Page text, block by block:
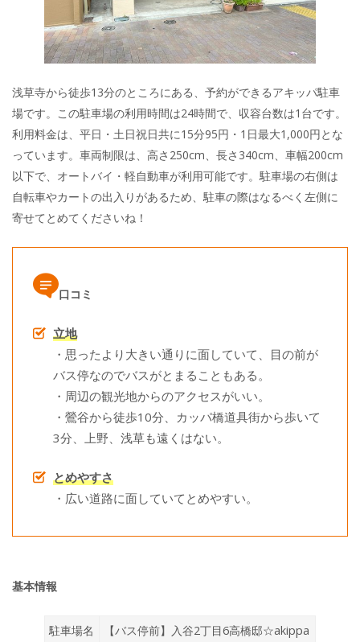
浅草寺から徒歩13分のところにある、予約ができるアキッパ駐車
場です。この駐車場の利用時間は24時間で、収容台数は1台です。
利用料金は、平日・土日祝日共に15分95円・1日最大1,000円とな
っています。車両制限は、高さ250cm、長さ340cm、車幅200cm
以下で、オートバイ・軽自動車が利用可能です。駐車場の右側は
自転車やカートの出入りがあるため、駐車の際はなるべく左側に
寄せてとめてくださいね！
口コミ
立地
・思ったより大きい通りに面していて、目の前が
バス停なのでバスがとまることもある。
・周辺の観光地からのアクセスがいい。
・鶯谷から徒歩10分、カッパ橋道具街から歩いて
3分、上野、浅草も遠くはない。
とめやすさ
・広い道路に面していてとめやすい。
基本情報
駐車場名
【バス停前】入谷2丁目6高橋邸☆akippa